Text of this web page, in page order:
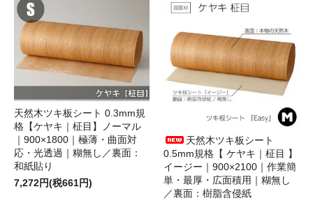
天然木ツキ板シート 0.3mm規
格【ケヤキ｜柾目】ノーマル
｜900×1800｜極薄・曲面対
応・光透過｜糊無し／裏面：
和紙貼り
7,272円(税661円)
天然木ツキ板シート
0.5mm規格【 ケヤキ｜柾目 】
イージー｜900×2100｜作業簡
単・最厚・広面積用｜糊無し
／裏面：樹脂含侵紙